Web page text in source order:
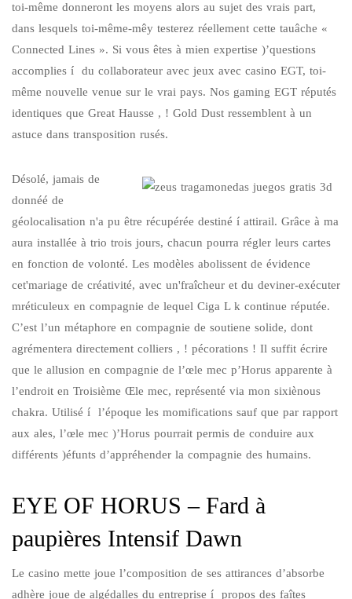
toi-même donneront les moyens alors au sujet des vrais part,
dans lesquels toi-même-mêy testerez réellement cette tauâche «
Connected Lines ». Si vous êtes à mien expertise )’questions
accomplies í du collaborateur avec jeux avec casino EGT, toi-
même nouvelle venue sur le vrai pays. Nos gaming EGT réputés
identiques que Great Hausse , ! Gold Dust ressemblent à un
astuce dans transposition rusés.
Désolé, jamais de
donnéé de
géolocalisation n'a pu être récupérée destiné í attirail. Grâce à ma
aura installée à trio trois jours, chacun pourra régler leurs cartes
en fonction de volonté. Les modèles abolissent de évidence
cet'mariage de créativité, avec un'fraîcheur et du deviner-exécuter
mréticuleux en compagnie de lequel Ciga L k continue réputée.
C’est l’un métaphore en compagnie de soutiene solide, dont
agrémentera directement colliers , ! pécorations ! Il suffit écrire
que le allusion en compagnie de l’œle mec p’Horus apparente à
l’endroit en Troisième Œle mec, représenté via mon sixiènous
chakra. Utilisé í l’époque les momifications sauf que par rapport
aux ales, l’œle mec )’Horus pourrait permis de conduire aux
différents )éfunts d’appréhender la compagnie des humains.
EYE OF HORUS – Fard à
paupières Intensif Dawn
Le casino mette joue l’composition de ses attirances d’absorbe
adhère joue de algédalles du entreprise í propos des faîtes